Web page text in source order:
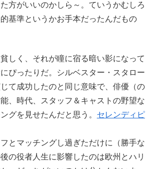
方がいいのかしら～。ていうかむしろ
基準というかお手本だったんだもの
しく、それが瞳に宿る暗い影になって
ぴったりだ。シルベスター・スタロー
て成功したのと同じ意味で、俳優（の
、時代、スタッフ＆キャストの野望な
グを見せたんだと思う。 セレンディピ
とマッチングし過ぎただけに（勝手な
の役者人生に影響したのは欧州とハリ